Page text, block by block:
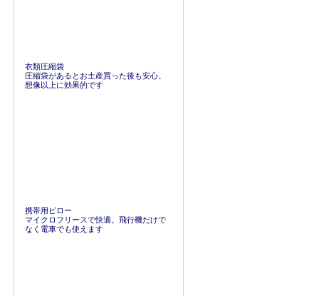
衣類圧縮袋
圧縮袋があるとお土産買った後も安心。
想像以上に効果的です
携帯用ピロー
マイクロフリースで快適。飛行機だけで
なく電車でも使えます